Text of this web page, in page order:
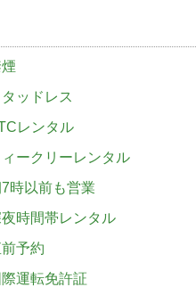
ッドレス
レンタル
ークリーレンタル
時以前も営業
時間帯レンタル
予約
運転免許証